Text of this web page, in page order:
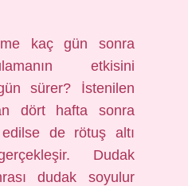
kaç gün sonra
etkisini
sürer? İstenilen
dört hafta sonra
de rötuş altı
Dudak
dudak soyulur